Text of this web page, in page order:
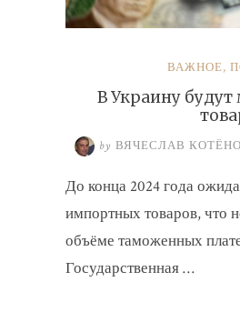
ВАЖНОЕ,
В Украину
by ВЯЧЕСЛАВ
До конца 2024 года
импортных товаров, что
объёме таможенных
Государственная …